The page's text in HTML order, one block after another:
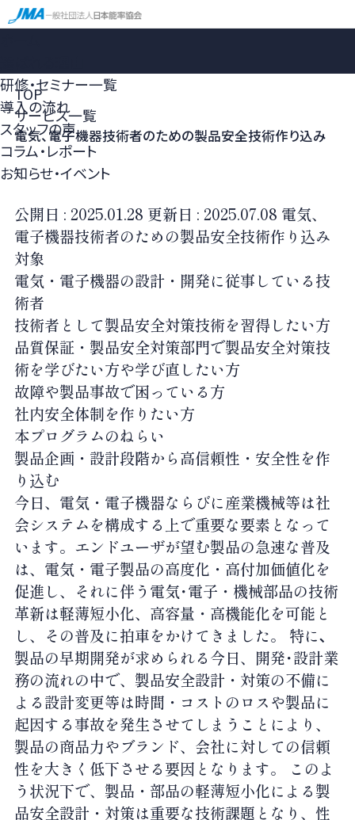
研修・セミナー一覧
導入の流れ
スタッフの声
コラム・レポート
お知らせ・イベント
TOP
サービス一覧
電気、電子機器技術者のための製品安全技術作り込み
公開日 : 2025.01.28 更新日 : 2025.07.08 電気、
電子機器技術者のための製品安全技術作り込み
対象
電気・電子機器の設計・開発に従事している技
術者
技術者として製品安全対策技術を習得したい方
品質保証・製品安全対策部門で製品安全対策技
術を学びたい方や学び直したい方
故障や製品事故で困っている方
社内安全体制を作りたい方
本プログラムのねらい
製品企画・設計段階から高信頼性・安全性を作
り込む
今日、電気・電子機器ならびに産業機械等は社
会システムを構成する上で重要な要素となって
います。エンドユーザが望む製品の急速な普及
は、電気・電子製品の高度化・高付加価値化を
促進し、それに伴う電気･電子・機械部品の技術
革新は軽薄短小化、高容量・高機能化を可能と
し、その普及に拍車をかけてきました。 特に､
製品の早期開発が求められる今日、開発･設計業
務の流れの中で、製品安全設計・対策の不備に
よる設計変更等は時間・コストのロスや製品に
起因する事故を発生させてしまうことにより、
製品の商品力やブランド、会社に対しての信頼
性を大きく低下させる要因となります。 このよ
う状況下で、製品・部品の軽薄短小化による製
品安全設計・対策は重要な技術課題となり、性